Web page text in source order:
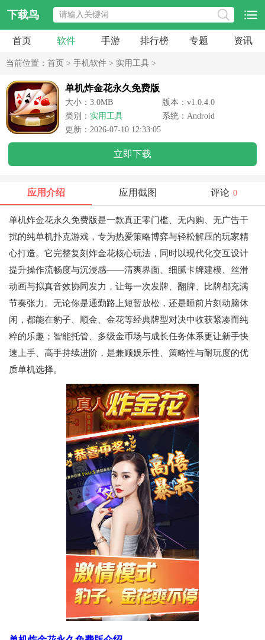
下载鸟
首页 软件 手游 排行榜 专题 资讯
当前位置： 首页 > 手机软件 > 实用工具 >
单机炸金花永久免费版
大小：3.0MB
版本：v1.0.4.0
类别： 实用工具
系统：Android
更新：2026-07-10 12:33:05
立即下载
应用介绍 应用截图 评论 0
单机炸金花永久免费版是一款真正零门槛、无内购、无广告干
扰的纯单机扑克游戏，专为热爱策略博弈与轻松解压的玩家精
心打造。它完整复刻炸金花核心玩法，同时以现代化交互设计
提升操作流畅度与沉浸感——清爽界面、细腻卡牌建模、丝滑
动画与拟真音效协同发力，让每一次发牌、翻牌、比牌都充满
节奏张力。无论你是通勤路上短暂放松，还是睡前片刻动脑休
闲，都能在豹子、顺金、金花等经典牌型对决中收获紧凑而纯
粹的乐趣；智能托管、多级金币场与成长任务体系更让新手快
速上手、高手持续进阶，是兼顾娱乐性、策略性与耐玩度的优
质单机选择。